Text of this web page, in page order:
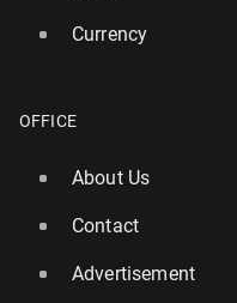
Currency
OFFICE
About Us
Contact
Advertisement